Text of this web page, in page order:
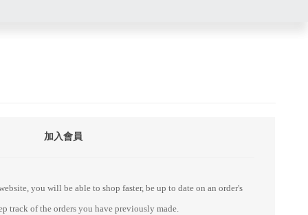
加入會員
you will be able to shop faster, be up to date on an order's
track of the orders you have previously made.